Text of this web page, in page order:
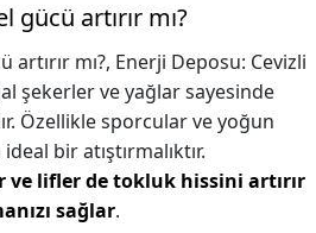
gücü artırır mı?
artırır mı?, Enerji Deposu: Cevizli
şekerler ve yağlar sayesinde
Özellikle sporcular ve yoğun
bir atıştırmalıktır.
lifler de tokluk hissini artırır
sağlar.